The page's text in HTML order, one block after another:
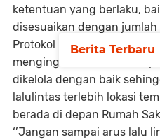
ketentuan yang berlaku,
disesuaikan dengan
Protokol Kesehatan. Selain
mengingatkan terkait
dikelola dengan baik
lalulintas terlebih lokasi
berada di depan Rumah
‘’Jangan sampai arus lalu
Berita Terbaru